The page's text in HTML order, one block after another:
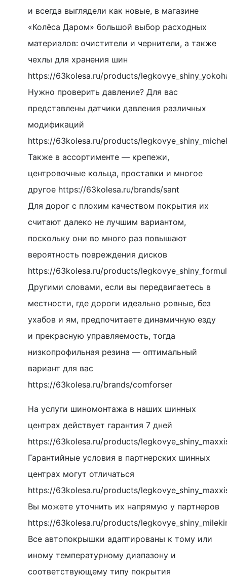
и всегда выглядели как новые, в магазине
«Колёса Даром» большой выбор расходных
материалов: очистители и чернители, а также
чехлы для хранения шин
https://63kolesa.ru/products/
Нужно проверить давление? Для вас
представлены датчики давления различных
модификаций
https://63kolesa.ru/products/
Также в ассортименте — крепежи,
центровочные кольца, проставки и многое
другое https://63kolesa.ru/brands/sant
Для дорог с плохим качеством покрытия их
считают далеко не лучшим вариантом,
поскольку они во много раз повышают
вероятность повреждения дисков
https://63kolesa.ru/products/
Другими словами, если вы передвигаетесь в
местности, где дороги идеально ровные, без
ухабов и ям, предпочитаете динамичную езду
и прекрасную управляемость, тогда
низкопрофильная резина — оптимальный
вариант для вас
https://63kolesa.ru/brands/comforser
На услуги шиномонтажа в наших шинных
центрах действует гарантия 7 дней
https://63kolesa.ru/products/
Гарантийные условия в партнерских шинных
центрах могут отличаться
https://63kolesa.ru/products/
Вы можете уточнить их напрямую у партнеров
https://63kolesa.ru/products/
Все автопокрышки адаптированы к тому или
иному температурному диапазону и
соответствующему типу покрытия